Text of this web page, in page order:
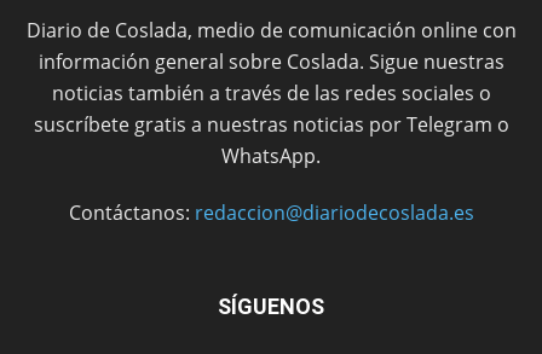
Diario de Coslada, medio de comunicación online con
información general sobre Coslada. Sigue nuestras
noticias también a través de las redes sociales o
suscríbete gratis a nuestras noticias por Telegram o
WhatsApp.
Contáctanos: redaccion@diariodecoslada.es
SÍGUENOS